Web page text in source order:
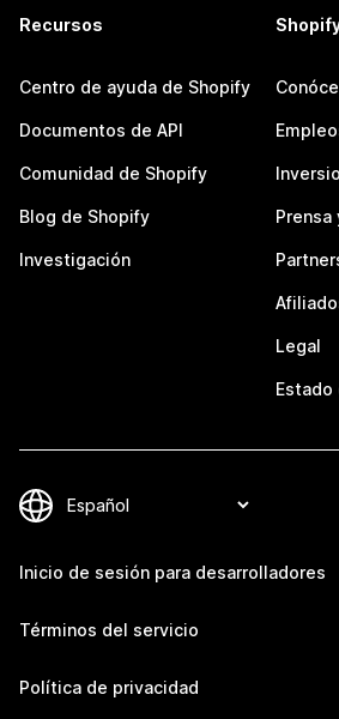
Recursos
Centro de ayuda de Shopify
Documentos de API
Comunidad de Shopify
Blog de Shopify
Investigación
Legal
Inicio de sesión para desarrolladores
Términos del servicio
Política de privacidad